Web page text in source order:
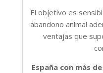
El objetivo es
abandono animal
ventajas que
España con más